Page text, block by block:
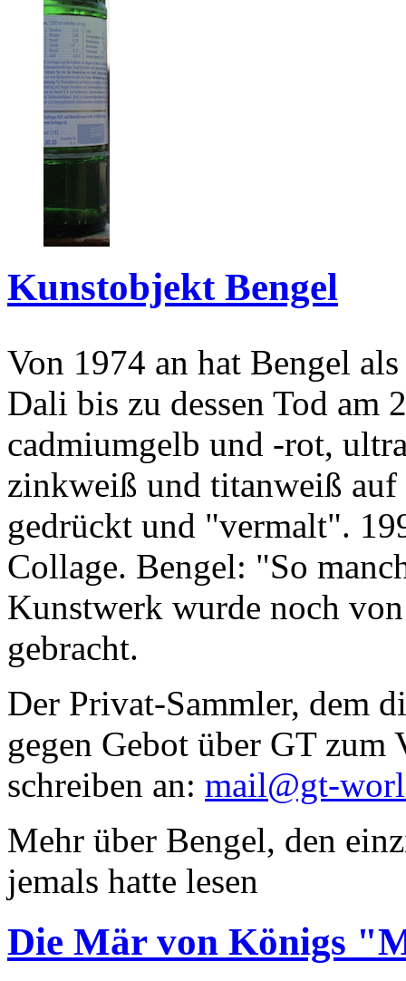
Kunstobjekt Bengel
Von 1974 an hat Bengel
Dali bis zu dessen Tod am
cadmiumgelb und -rot,
zinkweiß und titanweiß
gedrückt und "vermalt".
Collage. Bengel: "So
Kunstwerk wurde noch
gebracht.
Der Privat-Sammler, dem
gegen Gebot über GT zum
schreiben an: mail@gt-
Mehr über Bengel, den
jemals hatte lesen
Die Mär von Königs